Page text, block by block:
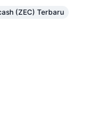
(ZEC) Terbaru